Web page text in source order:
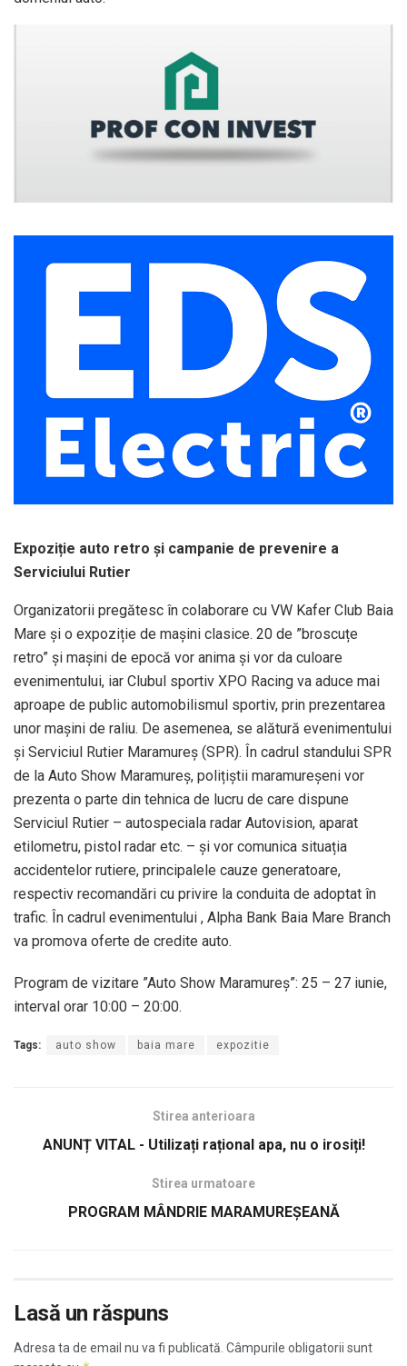
Expoziție auto retro și campanie de prevenire a
Serviciului Rutier
Organizatorii pregătesc în colaborare cu VW Kafer Club Baia
Mare și o expoziție de mașini clasice. 20 de ”broscuțe
retro” și mașini de epocă vor anima și vor da culoare
evenimentului, iar Clubul sportiv XPO Racing va aduce mai
aproape de public automobilismul sportiv, prin prezentarea
unor mașini de raliu. De asemenea, se alătură evenimentului
și Serviciul Rutier Maramureș (SPR). În cadrul standului SPR
de la Auto Show Maramureș, polițiștii maramureșeni vor
prezenta o parte din tehnica de lucru de care dispune
Serviciul Rutier – autospeciala radar Autovision, aparat
etilometru, pistol radar etc. – și vor comunica situația
accidentelor rutiere, principalele cauze generatoare,
respectiv recomandări cu privire la conduita de adoptat în
trafic. În cadrul evenimentului , Alpha Bank Baia Mare Branch
va promova oferte de credite auto.
Program de vizitare ”Auto Show Maramureș”: 25 – 27 iunie,
interval orar 10:00 – 20:00.
Tags: auto show baia mare expozitie
Stirea anterioara
ANUNȚ VITAL - Utilizați rațional apa, nu o irosiți!
Stirea urmatoare
PROGRAM MÂNDRIE MARAMUREȘEANĂ
Lasă un răspuns
Adresa ta de email nu va fi publicată. Câmpurile obligatorii sunt